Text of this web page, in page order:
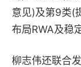
意见)及第9类(
布局RWA及稳
柳志伟还联合